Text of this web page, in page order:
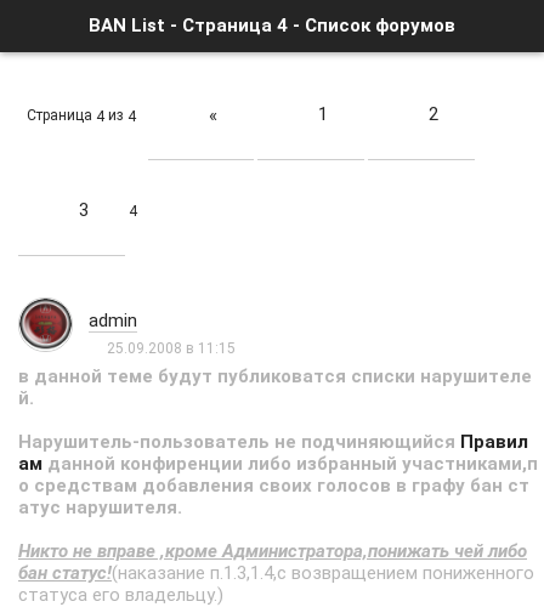
BAN List - Страница 4 - Список форумов
Страница 4из 4 « 1 2
3 4
admin
25.09.2008 в 11:15
в данной теме будут публиковатся списки нарушителе
й.
Нарушитель-пользователь не подчиняющийся Правил
ам данной конфиренции либо избранный участниками,п
о средствам добавления своих голосов в графу бан ст
атус нарушителя.
Никто не вправе ,кроме Администратора,понижать чей либо
бан статус!(наказание п.1.3,1.4,с возвращением пониженного
статуса его владельцу.)